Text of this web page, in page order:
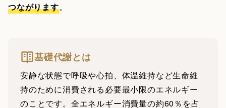
つながります。
基礎代謝とは
安静な状態で呼吸や心拍、体温維持など生命維
持のために消費される必要最小限のエネルギー
のことです。全エネルギー消費量の約60％を占